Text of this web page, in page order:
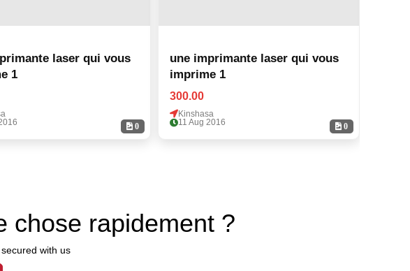
0
laser qui vous
1
0
une imprimante laser qui vous
imprime 1
300.00
Kinshasa
11 Aug 2016
chose rapidement ?
with us